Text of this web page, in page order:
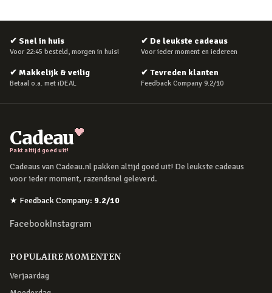
✔ Snel in huis
Voor 22:45 besteld, morgen in huis!
✔ De leukste cadeaus
Voor ieder moment en iedereen
✔ Makkelijk & veilig
Betaal o.a. met iDEAL
✔ Tevreden klanten
Feedback Company 9.2/10
Cadeau
Pakt altijd goed uit!
Cadeaus van Cadeau.nl pakken altijd goed uit! De leukste cadeaus
voor ieder moment, razendsnel geleverd.
★ Feedback Company: 9.2/10
FacebookInstagram
POPULAIRE MOMENTEN
Verjaardag